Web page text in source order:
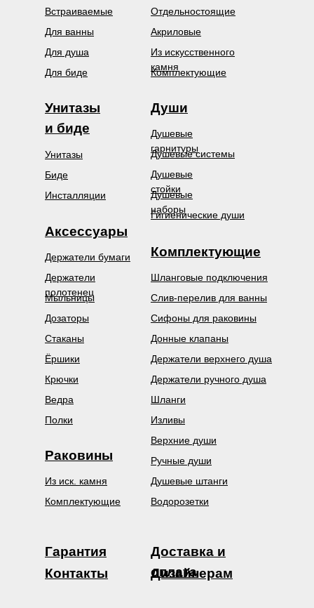
Души
Душевые
гарнитуры
Душевые системы
Гигиенические души
Аксессуары
Держатели бумаги
Держатели
полотенец
Мыльницы
Раковины
Из иск. камня
Комплектующие
Встраиваемые
Для биде
Для ванны
Для душа
Из искусственного
камня
Комплектующие
Шланговые подключения
Слив-перелив для ванны
Сифоны для раковины
Донные клапаны
Дизайнерам
Доставка и
оплата
Гарантия
Контакты
Душевые
стойки
Душевые
наборы
Дозаторы
Держатели верхнего душа
Акриловые
Отдельностоящие
Комплектующие
Инсталляции
Биде
Унитазы
Унитазы
и биде
Стаканы
Ёршики
Крючки
Ведра
Полки
Держатели ручного душа
Шланги
Изливы
Верхние души
Ручные души
Душевые штанги
Водорозетки